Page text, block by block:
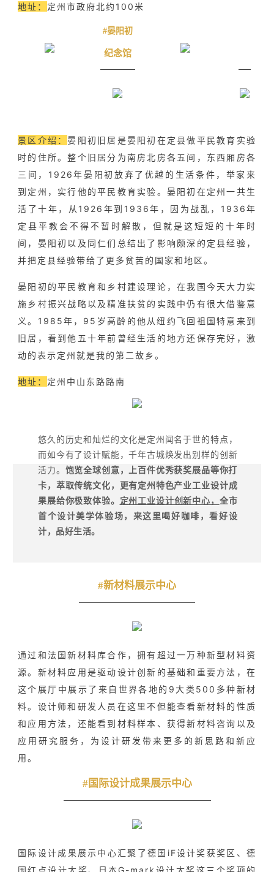
地址： 定州市政府北约100米
#晏阳初
纪念馆
景区介绍：晏阳初旧居是晏阳初在定县做平民教育实验
时的住所。整个旧居分为南房北房各五间，东西厢房各
三间，1926年晏阳初放弃了优越的生活条件，举家来
到定州，实行他的平民教育实验。晏阳初在定州一共生
活了十年，从1926年到1936年，因为战乱，1936年
定县平教会不得不暂时解散，但就是这短短的十年时
间，晏阳初以及同仁们总结出了影响颇深的定县经验，
并把定县经验带给了更多贫苦的国家和地区。
晏阳初的平民教育和乡村建设理论，在我国今天大力实
施乡村振兴战略以及精准扶贫的实践中仍有很大借鉴意
义。1985年，95岁高龄的他从纽约飞回祖国特意来到
旧居，看到他五十年前曾经生活的地方还保存完好，激
动的表示定州就是我的第二故乡。
地址： 定州中山东路路南
悠久的历史和灿烂的文化是定州闻名于世的特点，
而如今有了设计赋能，千年古城焕发出别样的创新
活力。 饱览全球创意，上百件优秀获奖展品等你打
卡，萃取传统文化，更有定州特色产业工业设计成
果展给你极致体验。 定州工业设计创新中心， 全市
首个设计美学体验场，来这里喝好咖啡，看好设
计，品好生活。
#新材料展示中心
通过和法国新材料库合作，拥有超过一万种新型材料资
源。新材料应用是驱动设计创新的基础和重要方法，在
这个展厅中展示了来自世界各地的9大类500多种新材
料。设计师和研发人员在这里不但能查看新材料的性质
和应用方法，还能看到材料样本、获得新材料咨询以及
应用研究服务，为设计研发带来更多的新思路和新应
用。
#国际设计成果展示中心
国际设计成果展示中心汇聚了德国iF设计奖获奖区、德
国红点设计大奖、日本G-mark设计大奖这三个奖项的